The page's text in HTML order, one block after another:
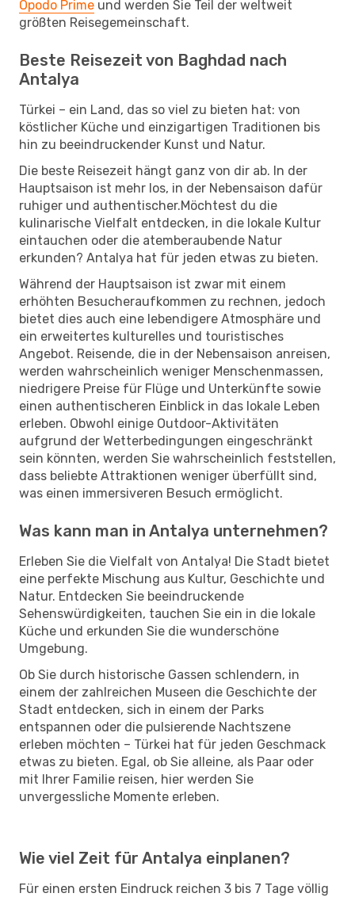
Opodo Prime und werden Sie Teil der weltweit
größten Reisegemeinschaft.
Beste Reisezeit von Baghdad nach
Antalya
Türkei – ein Land, das so viel zu bieten hat: von
köstlicher Küche und einzigartigen Traditionen bis
hin zu beeindruckender Kunst und Natur.
Die beste Reisezeit hängt ganz von dir ab. In der
Hauptsaison ist mehr los, in der Nebensaison dafür
ruhiger und authentischer.Möchtest du die
kulinarische Vielfalt entdecken, in die lokale Kultur
eintauchen oder die atemberaubende Natur
erkunden? Antalya hat für jeden etwas zu bieten.
Während der Hauptsaison ist zwar mit einem
erhöhten Besucheraufkommen zu rechnen, jedoch
bietet dies auch eine lebendigere Atmosphäre und
ein erweitertes kulturelles und touristisches
Angebot. Reisende, die in der Nebensaison anreisen,
werden wahrscheinlich weniger Menschenmassen,
niedrigere Preise für Flüge und Unterkünfte sowie
einen authentischeren Einblick in das lokale Leben
erleben. Obwohl einige Outdoor-Aktivitäten
aufgrund der Wetterbedingungen eingeschränkt
sein könnten, werden Sie wahrscheinlich feststellen,
dass beliebte Attraktionen weniger überfüllt sind,
was einen immersiveren Besuch ermöglicht.
Was kann man in Antalya unternehmen?
Erleben Sie die Vielfalt von Antalya! Die Stadt bietet
eine perfekte Mischung aus Kultur, Geschichte und
Natur. Entdecken Sie beeindruckende
Sehenswürdigkeiten, tauchen Sie ein in die lokale
Küche und erkunden Sie die wunderschöne
Umgebung.
Ob Sie durch historische Gassen schlendern, in
einem der zahlreichen Museen die Geschichte der
Stadt entdecken, sich in einem der Parks
entspannen oder die pulsierende Nachtszene
erleben möchten – Türkei hat für jeden Geschmack
etwas zu bieten. Egal, ob Sie alleine, als Paar oder
mit Ihrer Familie reisen, hier werden Sie
unvergessliche Momente erleben.
Wie viel Zeit für Antalya einplanen?
Für einen ersten Eindruck reichen 3 bis 7 Tage völlig